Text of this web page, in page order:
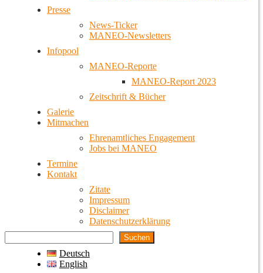
Presse
News-Ticker
MANEO-Newsletters
Infopool
MANEO-Reporte
MANEO-Report 2023
Zeitschrift & Bücher
Galerie
Mitmachen
Ehrenamtliches Engagement
Jobs bei MANEO
Termine
Kontakt
Zitate
Impressum
Disclaimer
Datenschutzerklärung
Suchen
Deutsch
English